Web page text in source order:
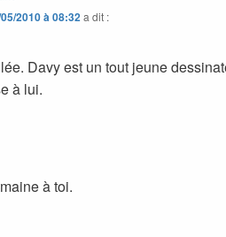
2010 à 08:32a dit :
Davy est un tout jeune
à lui.
à toi.